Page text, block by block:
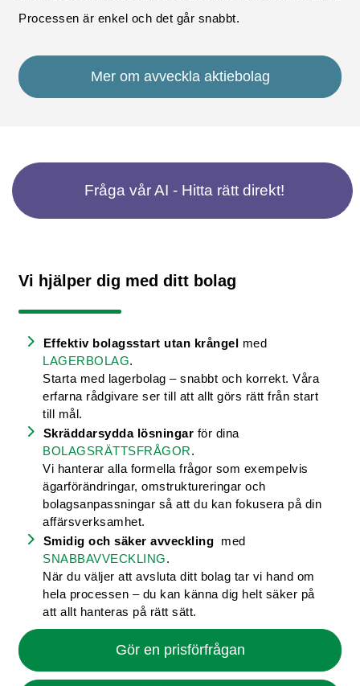
Processen är enkel och det går snabbt.
Mer om avveckla aktiebolag
Fråga vår AI - Hitta rätt direkt!
Vi hjälper dig med ditt bolag
Effektiv bolagsstart utan krångel med
LAGERBOLAG.
Starta med lagerbolag – snabbt och korrekt. Våra
erfarna rådgivare ser till att allt görs rätt från start
till mål.
Skräddarsydda lösningar för dina
BOLAGSRÄTTSFRÅGOR.
Vi hanterar alla formella frågor som exempelvis
ägarförändringar, omstruktureringar och
bolagsanpassningar så att du kan fokusera på din
affärsverksamhet.
Smidig och säker avveckling med
SNABBAVVECKLING.
När du väljer att avsluta ditt bolag tar vi hand om
hela processen – du kan känna dig helt säker på
att allt hanteras på rätt sätt.
Gör en prisförfrågan